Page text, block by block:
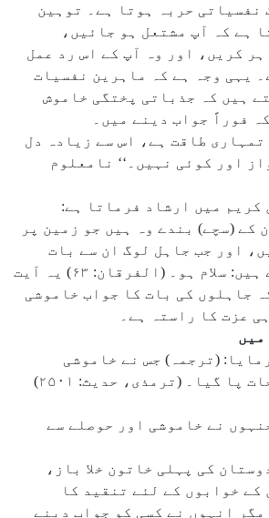
نفسیاتی حربہ ہوتا ہے۔ توہین
ہے کہ آپ مشتعل ہو جائیں،
کریں، اور وہ آپ کے اس رد عمل
یہی وجہ ہے کہ ماہرین نفسیات
ہیں کہ جذباتی پختگی خاموش
فوراً جواب دینے میں۔
تمہاری طاقت ہے، اس سے زیادہ دل
اور کوئی نہیں۔‘‘ نامعلوم
کریم میں ارشاد فرماتا ہے:
کے (سچے) بندے وہ ہیں جو زمین پر
اور جب جاہل لوگ ان سے بات
کرتے ہیں تو کہتے ہیں: سلام ہو۔ (الفرقان: ۶۳) یہ آیت
جاہلوں کی بات کا جواب خاموشی
عزت کا راستہ ہے۔
میں
(ترجمہ) جس نے خاموشی
پا گیا۔ (ترمذی، حدیث: ۲۵۰۱)
نے خاموشی اور حوصلے سے
کی پہلی خاتون خلا باز،
کے خوابوں کے لئے تنقید کا
انہوں نے کسی کو جواب دینے